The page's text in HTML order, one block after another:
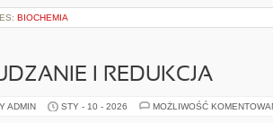
BIOCHEMIA
I REDUKCJA
ADMIN STY - 10 - 2026 MOŻLIWOŚĆ